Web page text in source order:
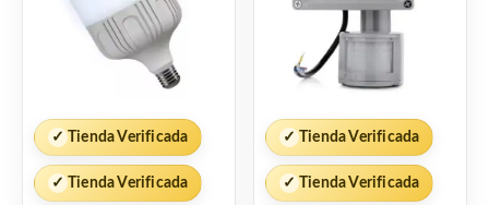
✓ Tienda Verificada
✓ Tienda Verificada
✓ Tienda Verificada
✓ Tienda Verificada